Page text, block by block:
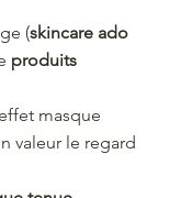
(skincare ado
produits
masque
valeur le regard